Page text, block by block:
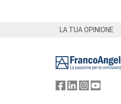
LA TUA OPINIONE